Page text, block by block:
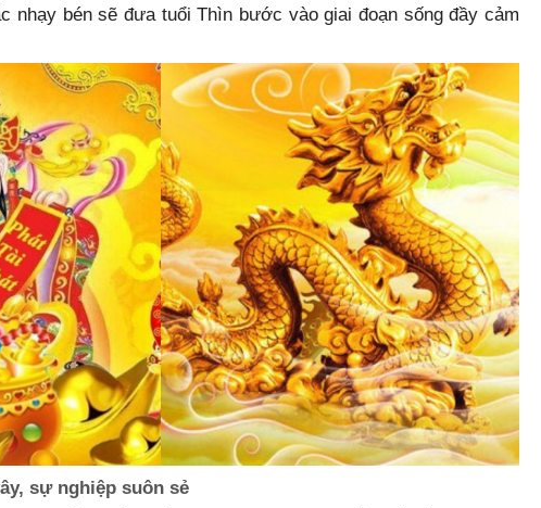
nhạy bén sẽ đưa tuổi Thìn bước vào giai đoạn sống đầy cảm
sự nghiệp suôn sẻ